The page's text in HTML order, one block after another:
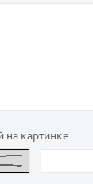
на картинке